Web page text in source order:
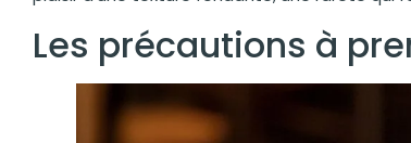
Les précautions à